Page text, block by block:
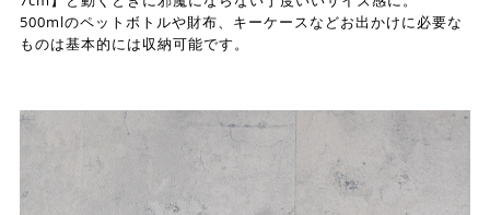
500mlのペットボトルや財布、キーケースなどお出かけに必要な
ものは基本的には収納可能です。